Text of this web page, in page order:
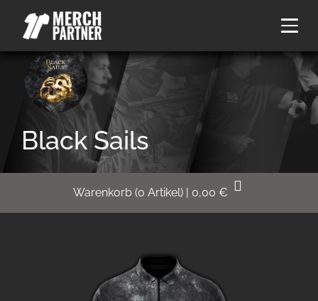
Black Sails
Warenkorb (0 Artikel) | 0,00 €